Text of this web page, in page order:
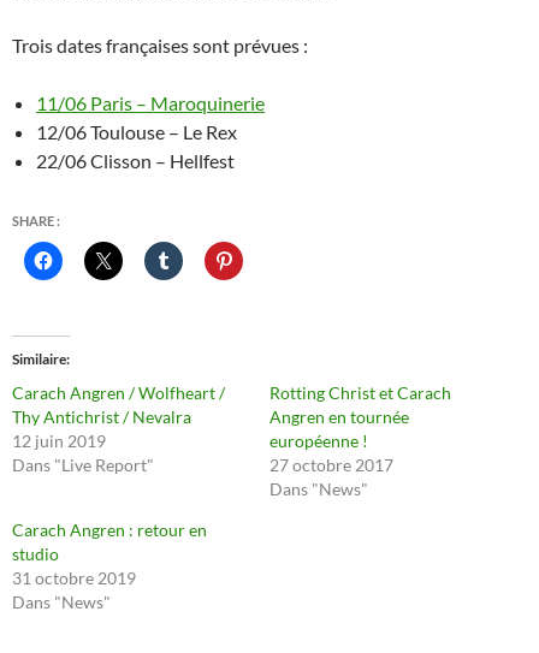
Trois dates françaises sont prévues :
11/06 Paris – Maroquinerie
12/06 Toulouse – Le Rex
22/06 Clisson – Hellfest
SHARE :
Similaire
Carach Angren / Wolfheart /
Thy Antichrist / Nevalra
12 juin 2019
Dans "Live Report"
Rotting Christ et Carach
Angren en tournée
européenne !
27 octobre 2017
Dans "News"
Carach Angren : retour en
studio
31 octobre 2019
Dans "News"